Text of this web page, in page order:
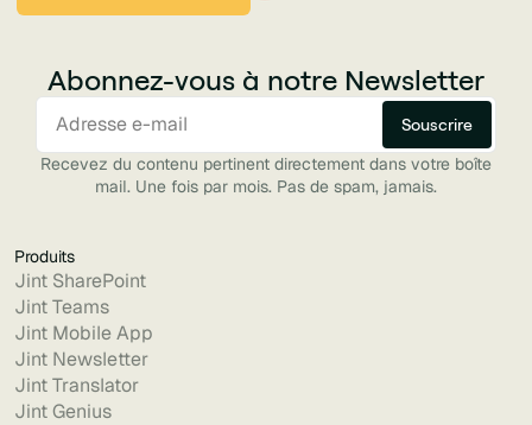
Abonnez-vous à notre Newsletter
Recevez du contenu pertinent directement dans votre boîte
mail. Une fois par mois. Pas de spam, jamais.
Produits
Jint SharePoint
Jint Teams
Jint Mobile App
Jint Newsletter
Jint Translator
Jint Genius